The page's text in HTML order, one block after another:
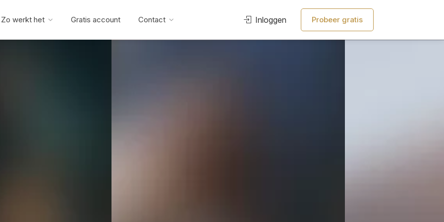
Zo werkt het Gratis account Contact Inloggen Probeer gratis